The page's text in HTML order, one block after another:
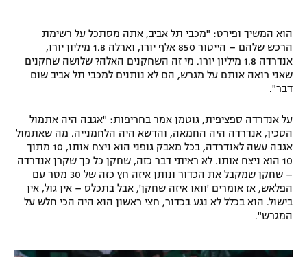
רשיון להקרנה פומבית לבית עסק
הצטרפות לחבילת הערוצים
לוח דרושים – ג'ובנט
תגיות
המגזין
הוא המשיך ופירט: "מכבי תל אביב, אתה מסתכל על רשימת
הרכש שלהם – הייטור 850 אלף יורו, וארלה 1.8 מיליון יורו,
אנדרדה 1.8 מיליון יורו. מי זה השחקנים האלה? שלושה שחקנים
שאני רואה אותם על מגרש, הם לא נותנים למכבי תל אביב שום
דבר".
על אנדרדה ספציפית, גוטמן אמר בחריפות: "אגבה היה אתמול
הסכין, אנדרדה היה החמאה, והדשא היה הלחמנייה. מה שאתמול
אגבה עשה לאנדרדה, בכל מאבק גופני הוא ניצח אותו, 10 מתוך
10 הוא ניצח אותו. לא ראיתי דבר כזה, שחקן כל כך שקרן אנדרדה
– שחקן שמקבל את הכדור ונותן איזה חץ כזה של 30 מטר עם
הפלאש, אז אומרים 'וואו איזה שחקן', אבל בתכלס – אין גול, אין
בישול. הוא בכלל לא נגע בכדור, חצי ראשון הוא היה הכי חלש על
המגרש".